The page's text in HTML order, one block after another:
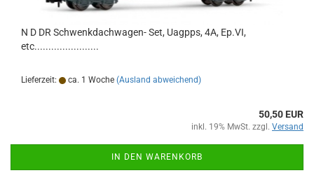
N D DR Schwenkdachwagen- Set, Uagpps, 4A, Ep.VI,
etc.......................
Lieferzeit: ca. 1 Woche (Ausland abweichend)
50,50 EUR
inkl. 19% MwSt. zzgl. Versand
IN DEN WARENKORB